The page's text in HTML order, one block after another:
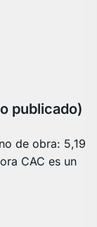
publicado)
de obra: 5,19
CAC es un